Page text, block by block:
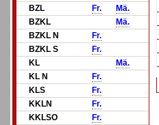
BZL
Fr.
Mä.
BZKL
Mä.
BZKL N
Fr.
BZKL S
Fr.
KL
Mä.
KL N
Fr.
KLS
Fr.
KKLN
Fr.
KKLSO
Fr.